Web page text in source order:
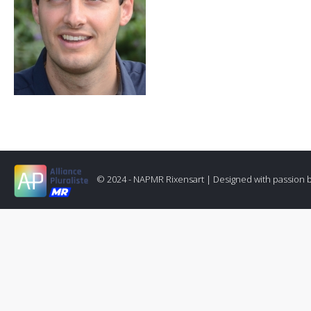
© 2024 - NAPMR Rixensart | Designed with passion